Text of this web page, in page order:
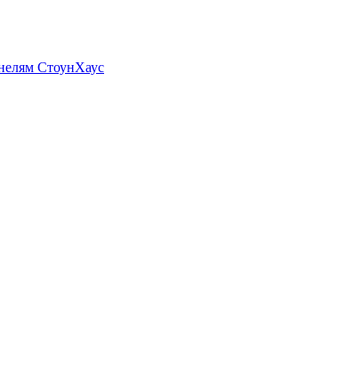
СтоунХаус